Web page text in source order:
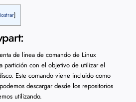
]
de linea de comando de Linux
partición con el objetivo de utilizar el
Este comando viene incluido como
descargar desde los repositorios
utilizando.